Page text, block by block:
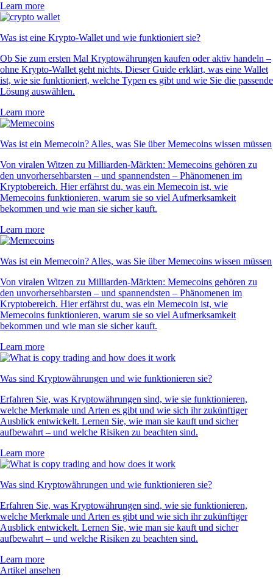
Learn more
Was ist eine Krypto-Wallet und wie funktioniert sie?
Ob Sie zum ersten Mal Kryptowährungen kaufen oder aktiv handeln –
ohne Krypto-Wallet geht nichts. Dieser Guide erklärt, was eine Wallet
ist, wie sie funktioniert, welche Typen es gibt und wie Sie die passende
Lösung auswählen.
Learn more
Was ist ein Memecoin? Alles, was Sie über Memecoins wissen müssen
Von viralen Witzen zu Milliarden-Märkten: Memecoins gehören zu
den unvorhersehbarsten – und spannendsten – Phänomenen im
Kryptobereich. Hier erfährst du, was ein Memecoin ist, wie
Memecoins funktionieren, warum sie so viel Aufmerksamkeit
bekommen und wie man sie sicher kauft.
Learn more
Was ist ein Memecoin? Alles, was Sie über Memecoins wissen müssen
Von viralen Witzen zu Milliarden-Märkten: Memecoins gehören zu
den unvorhersehbarsten – und spannendsten – Phänomenen im
Kryptobereich. Hier erfährst du, was ein Memecoin ist, wie
Memecoins funktionieren, warum sie so viel Aufmerksamkeit
bekommen und wie man sie sicher kauft.
Learn more
Was sind Kryptowährungen und wie funktionieren sie?
Erfahren Sie, was Kryptowährungen sind, wie sie funktionieren,
welche Merkmale und Arten es gibt und wie sich ihr zukünftiger
Ausblick entwickelt. Lernen Sie, wie man sie kauft und sicher
aufbewahrt – und welche Risiken zu beachten sind.
Learn more
Was sind Kryptowährungen und wie funktionieren sie?
Erfahren Sie, was Kryptowährungen sind, wie sie funktionieren,
welche Merkmale und Arten es gibt und wie sich ihr zukünftiger
Ausblick entwickelt. Lernen Sie, wie man sie kauft und sicher
aufbewahrt – und welche Risiken zu beachten sind.
Learn more
Artikel ansehen